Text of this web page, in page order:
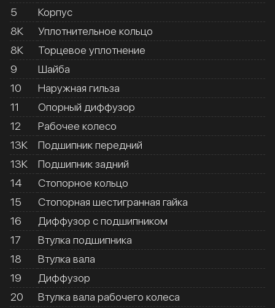
5
Корпус
8К
Уплотнительное кольцо
8К
Торцевое уплотнение
9
Шайба
10
Наружная гильза
11
Опорный диффузор
12
Рабочее колесо
13К
Подшипник передний
13К
Подшипник задний
14
Стопорное кольцо
15
Стопорная шестигранная гайка
16
Диффузор с подшипником
17
Втулка подшипника
18
Втулка вала
19
Диффузор
20
Втулка вала рабочего колеса